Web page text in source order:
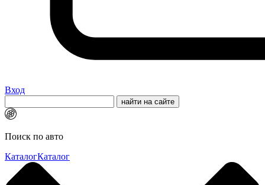
Вход
Поиск по авто
КаталогКаталог